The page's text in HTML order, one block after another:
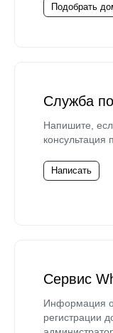
Подобрать
Служба
Напишите,
консультация
Написать
Сервис
Информация о
регистрации